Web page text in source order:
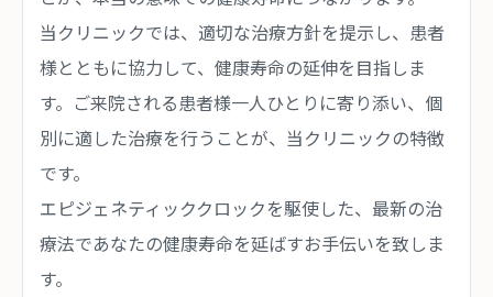
当クリニックでは、適切な治療方針を提示し、患者
様とともに協力して、健康寿命の延伸を目指しま
す。ご来院される患者様一人ひとりに寄り添い、個
別に適した治療を行うことが、当クリニックの特徴
です。
エピジェネティッククロックを駆使した、最新の治
療法であなたの健康寿命を延ばすお手伝いを致しま
す。